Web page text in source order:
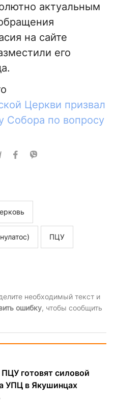
актуальным
на сайте
его
Церкви призвал
Собора по вопросу
ПЦУ
необходимый текст и
ошибку, чтобы сообщить
готовят силовой
УПЦ в Якушинцах